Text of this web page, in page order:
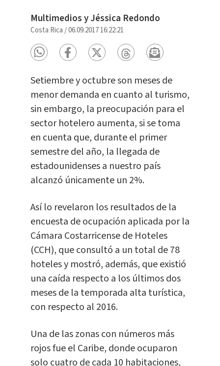
Multimedios y Jéssica Redondo
Costa Rica /06.09.2017 16:22:21
Setiembre y octubre son meses de
menor demanda en cuanto al turismo,
sin embargo, la preocupación para el
sector hotelero aumenta, si se toma
en cuenta que, durante el primer
semestre del año, la llegada de
estadounidenses a nuestro país
alcanzó únicamente un 2%.
Así lo revelaron los resultados de la
encuesta de ocupación aplicada por la
Cámara Costarricense de Hoteles
(CCH), que consultó a un total de 78
hoteles y mostró, además, que existió
una caída respecto a los últimos dos
meses de la temporada alta turística,
con respecto al 2016.
Una de las zonas con números más
rojos fue el Caribe, donde ocuparon
solo cuatro de cada 10 habitaciones,